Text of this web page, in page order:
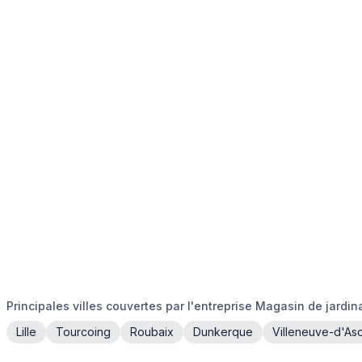
Principales villes couvertes par l'entreprise Magasin de
Lille
Tourcoing Roubaix Dunkerque Villeneuve-